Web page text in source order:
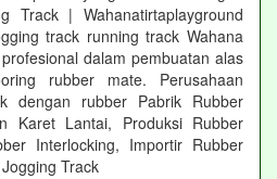
Track | Wahanatirtaplayground
track running track Wahana
dalam pembuatan alas
rubber mate. Perusahaan
dengan rubber Pabrik Rubber
Karet Lantai, Produksi Rubber
Interlocking, Importir Rubber
Track